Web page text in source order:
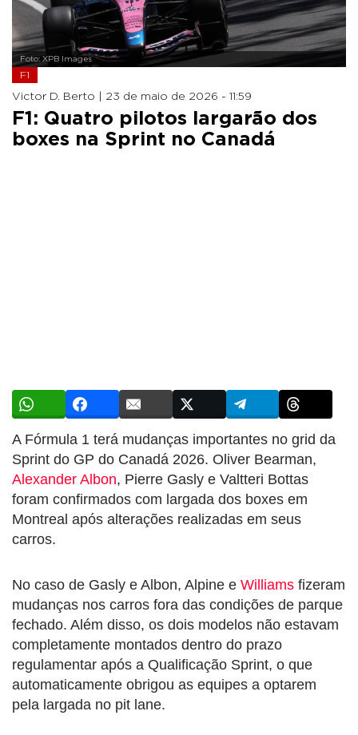
Foto: XPB Images
F1
Victor D. Berto | 23 de maio de 2026 - 11:59
F1: Quatro pilotos largarão dos
boxes na Sprint no Canadá
A Fórmula 1 terá mudanças importantes no grid da
Sprint do GP do Canadá 2026. Oliver Bearman,
Alexander Albon, Pierre Gasly e Valtteri Bottas
foram confirmados com largada dos boxes em
Montreal após alterações realizadas em seus
carros.
No caso de Gasly e Albon, Alpine e Williams fizeram
mudanças nos carros fora das condições de parque
fechado. Além disso, os dois modelos não estavam
completamente montados dentro do prazo
regulamentar após a Qualificação Sprint, o que
automaticamente obrigou as equipes a optarem
pela largada no pit lane.